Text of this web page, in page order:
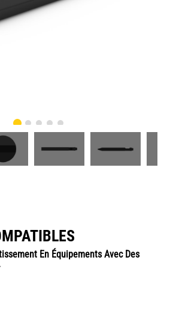
En Équipements Avec Des